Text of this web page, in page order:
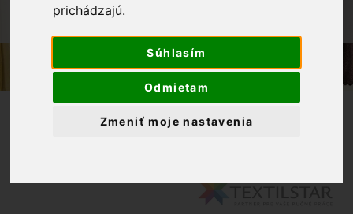
prichádzajú.
Súhlasím
Odmietam
Zmeniť moje nastavenia
PRIADZA TANGO BATIK 508 - FIALOVÝ